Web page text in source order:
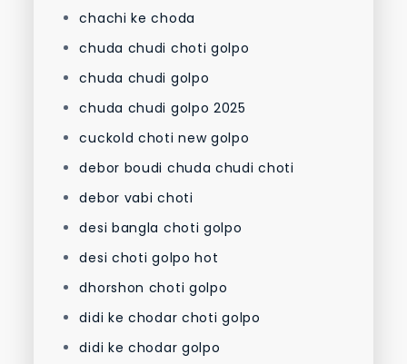
chachi ke choda
chuda chudi choti golpo
chuda chudi golpo
chuda chudi golpo 2025
cuckold choti new golpo
debor boudi chuda chudi choti
debor vabi choti
desi bangla choti golpo
desi choti golpo hot
dhorshon choti golpo
didi ke chodar choti golpo
didi ke chodar golpo